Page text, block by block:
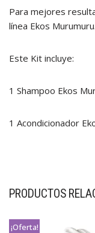
Para mejores
línea Ekos Murumuru.
Este Kit incluye:
1 Shampoo Ekos
1 Acondicionador
PRODUCTOS
¡Oferta!